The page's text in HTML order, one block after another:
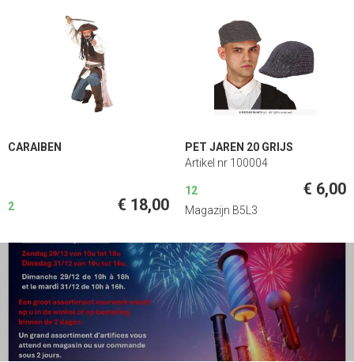
CARAIBEN
2 € 18,00
PET JAREN 20 GRIJS
Artikel nr 100004
12 € 6,00
Magazijn B5L3